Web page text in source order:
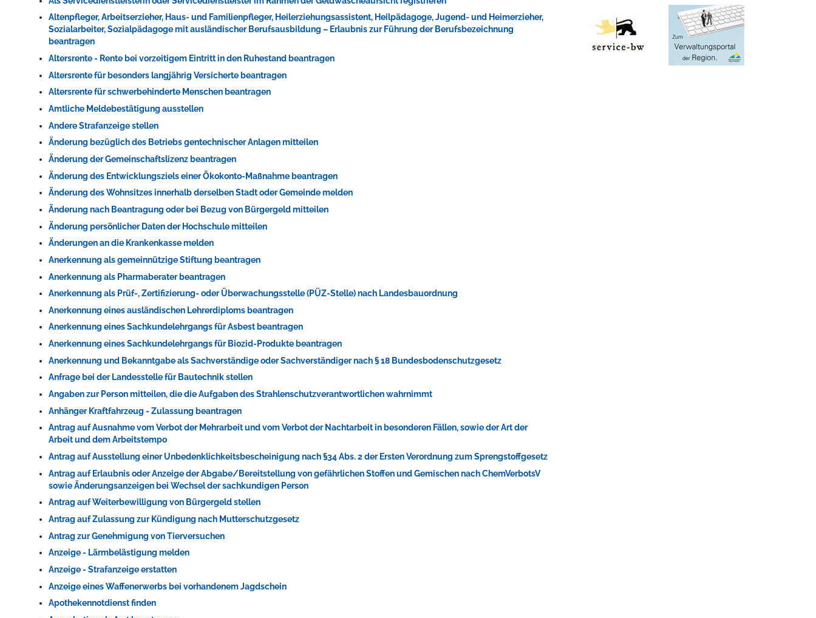
Die Stadthalle Hockenheim bietet den perfekten Standort für Events aller Art!
mehr dazu...
Erleben in Hockenheim
Spaß unter prickelnden Wasserfällen, das rauschende Meer im Wellenbecken oder doch lieber die pure Entspannung auf der Sprudelliege im Solebecken?
mehr dazu...
Altenpfleger, Arbeitserzieher, Haus- und Familienpfleger, Heilerziehungsassistent, Heilpädagoge, Jugend- und Heimerzieher,
Sozialarbeiter, Sozialpädagoge mit ausländischer Berufsausbildung – Erlaubnis zur Führung der Berufsbezeichnung
beantragen
Altersrente - Rente bei vorzeitigem Eintritt in den Ruhestand beantragen
Altersrente für besonders langjährig Versicherte beantragen
Altersrente für schwerbehinderte Menschen beantragen
Amtliche Meldebestätigung ausstellen
Andere Strafanzeige stellen
Änderung bezüglich des Betriebs gentechnischer Anlagen mitteilen
Änderung der Gemeinschaftslizenz beantragen
Änderung des Entwicklungsziels einer Ökokonto-Maßnahme beantragen
Änderung des Wohnsitzes innerhalb derselben Stadt oder Gemeinde melden
Änderung nach Beantragung oder bei Bezug von Bürgergeld mitteilen
Änderung persönlicher Daten der Hochschule mitteilen
Änderungen an die Krankenkasse melden
Anerkennung als gemeinnützige Stiftung beantragen
Anerkennung als Pharmaberater beantragen
Anerkennung als Prüf-, Zertifizierung- oder Überwachungsstelle (PÜZ-Stelle) nach Landesbauordnung
Anerkennung eines ausländischen Lehrerdiploms beantragen
Anerkennung eines Sachkundelehrgangs für Asbest beantragen
Anerkennung eines Sachkundelehrgangs für Biozid-Produkte beantragen
Anerkennung und Bekanntgabe als Sachverständige oder Sachverständiger nach § 18 Bundesbodenschutzgesetz
Anfrage bei der Landesstelle für Bautechnik stellen
Angaben zur Person mitteilen, die die Aufgaben des Strahlenschutzverantwortlichen wahrnimmt
Anhänger Kraftfahrzeug - Zulassung beantragen
Antrag auf Ausnahme vom Verbot der Mehrarbeit und vom Verbot der Nachtarbeit in besonderen Fällen, sowie der Art der
Arbeit und dem Arbeitstempo
Antrag auf Ausstellung einer Unbedenklichkeitsbescheinigung nach §34 Abs. 2 der Ersten Verordnung zum Sprengstoffgesetz
Antrag auf Erlaubnis oder Anzeige der Abgabe/Bereitstellung von gefährlichen Stoffen und Gemischen nach ChemVerbotsV
sowie Änderungsanzeigen bei Wechsel der sachkundigen Person
Antrag auf Weiterbewilligung von Bürgergeld stellen
Antrag auf Zulassung zur Kündigung nach Mutterschutzgesetz
Antrag zur Genehmigung von Tierversuchen
Anzeige - Lärmbelästigung melden
Anzeige - Strafanzeige erstatten
Anzeige eines Waffenerwerbs bei vorhandenem Jagdschein
Apothekennotdienst finden